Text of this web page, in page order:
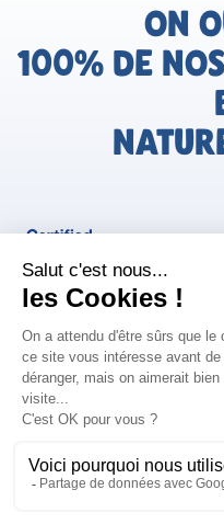
ON
100% DE
Instagram
Retrouvez les